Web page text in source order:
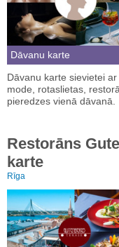
Dāvanu karte
Dāvanu karte sievietei
mode, rotaslietas,
pieredzes vienā dāvanā.
Restorāns
karte
Rīga